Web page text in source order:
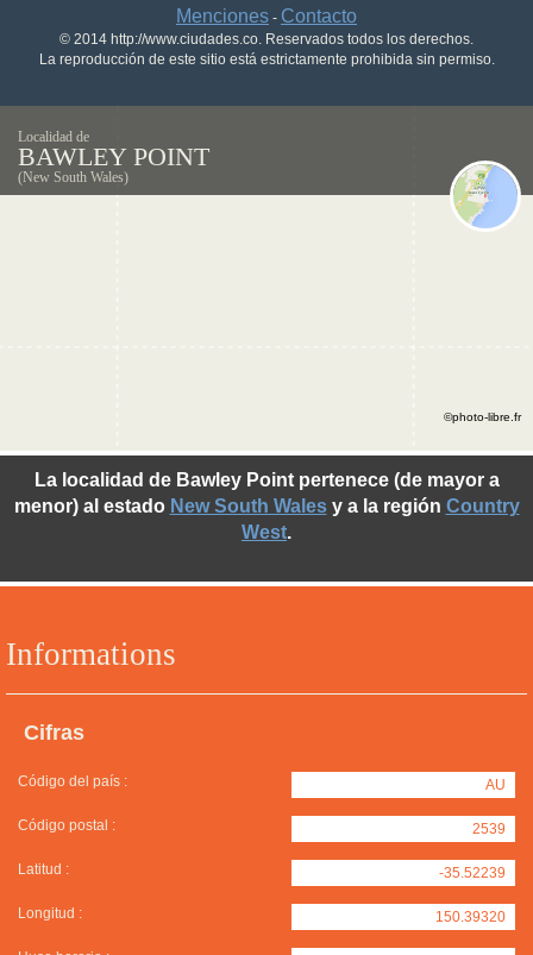
Menciones - Contacto
© 2014 http://www.ciudades.co. Reservados todos los derechos.
La reproducción de este sitio está estrictamente prohibida sin permiso.
Localidad de
BAWLEY POINT
(New South Wales)
Informations
Cifras
Código del país : AU
Código postal : 2539
Latitud : -35.52239
Longitud : 150.39320
La localidad de Bawley Point pertenece (de mayor a
menor) al estado New South Walesy a la región Country
West.
©photo-libre.fr